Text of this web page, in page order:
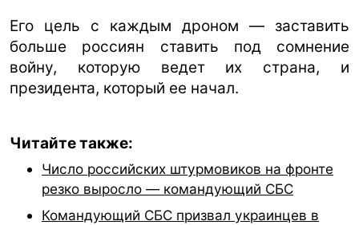
Его цель с каждым дроном — заставить
больше россиян ставить под сомнение
войну, которую ведет их страна, и
президента, который ее начал.
Читайте также:
Число российских штурмовиков на фронте
резко выросло — командующий СБС
Командующий СБС призвал украинцев в